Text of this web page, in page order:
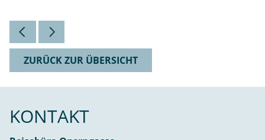
ZURÜCK ZUR ÜBERSICHT
KONTAKT